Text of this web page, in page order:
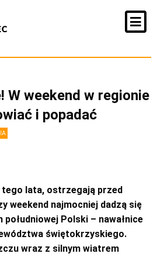
W weekend w regionie
i popadać
tego lata, ostrzegają przed
weekend najmocniej dadzą się
Polski – nawałnice
świętokrzyskiego.
wraz z silnym wiatrem